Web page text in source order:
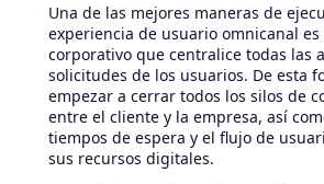
Una de las mejores maneras de
experiencia de usuario omnicanal
corporativo que centralice todas las
solicitudes de los usuarios. De esta
empezar a cerrar todos los silos de
entre el cliente y la empresa, así
tiempos de espera y el flujo de
sus recursos digitales.